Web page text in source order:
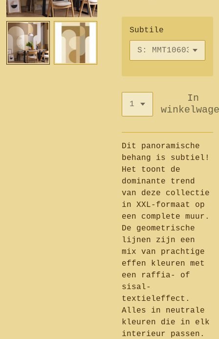
Subtile
In
Dit panoramische
behang is subtiel!
Het toont de
dominante trend
van deze collectie
in XXL-formaat op
een complete muur.
De geometrische
lijnen zijn een
mix van prachtige
effen kleuren met
een raffia- of
sisal-
textieleffect.
Alles in neutrale
kleuren die in elk
interieur passen.